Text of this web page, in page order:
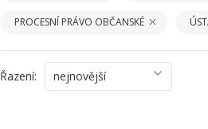
PROCESNÍ PRÁVO OBČANSKÉ
Řazení: nejnovější